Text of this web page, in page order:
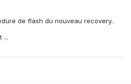
de flash du nouveau recovery..
...